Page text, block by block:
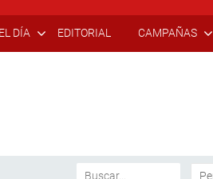
DÍA EDITORIAL CAMPAÑAS